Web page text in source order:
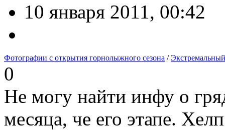
10 января 2011, 00:42
Фотографии с открытия горнолыжного сезона /
0
Не могу найти инфу о
месяца, че его этапе.